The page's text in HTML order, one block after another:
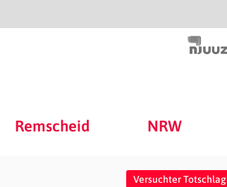
Remscheid NRW
Versuchter Totschlag